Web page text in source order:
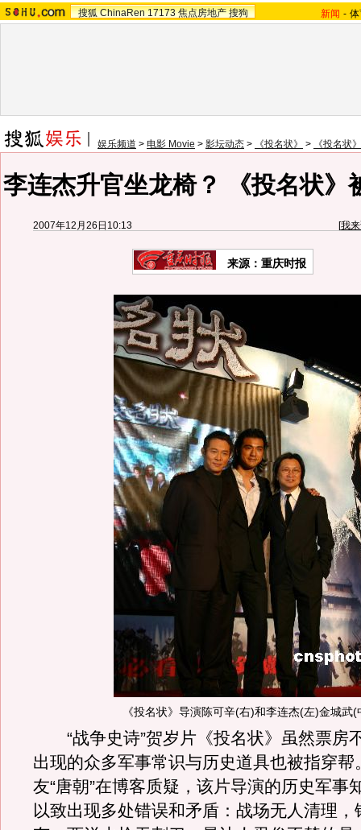
搜狐 ChinaRen 17173 焦点房地产 搜狗 新闻 -
娱乐频道 > 电影 Movie > 影坛动态 > 《投名状》 > 《投名状
李连杰升官坐龙椅？ 《投名状》
2007年12月26日10:13 [我
来源：重庆时报
《投名状》导演陈可辛(右)和李连杰(左)金城武(
“战争史诗”贺岁片《投名状》虽然票房
出现的众多军事常识与历史道具也被指穿帮
友“唐朝”在博客质疑，该片导演的历史军事
以致出现多处错误和矛盾：战场无人清理，